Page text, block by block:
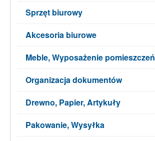
Sprzęt biurowy
Akcesoria biurowe
Meble, Wyposażenie pomieszczeń
Organizacja dokumentów
Drewno, Papier, Artykuły
Pakowanie, Wysyłka